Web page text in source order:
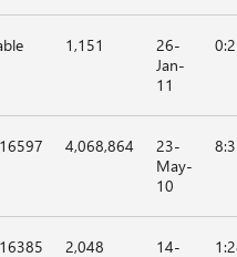
1,151
26-
Jan-
11
4,068,864
23-
May-
10
2,048
14-